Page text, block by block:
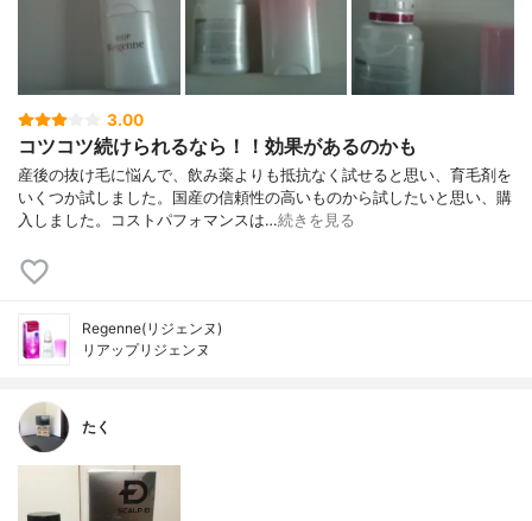
3.00
コツコツ続けられるなら！！効果があるのかも
産後の抜け毛に悩んで、飲み薬よりも抵抗なく試せると思い、育毛剤を
いくつか試しました。国産の信頼性の高いものから試したいと思い、購
入しました。コストパフォマンスは…続きを見る
Regenne(リジェンヌ)
リアップリジェンヌ
たく